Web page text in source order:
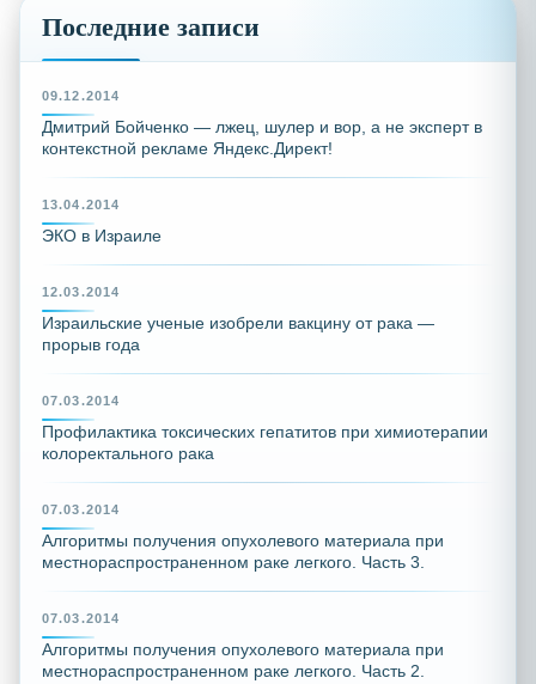
Последние записи
09.12.2014
Дмитрий Бойченко — лжец, шулер и вор, а не эксперт в
контекстной рекламе Яндекс.Директ!
13.04.2014
ЭКО в Израиле
12.03.2014
Израильские ученые изобрели вакцину от рака —
прорыв года
07.03.2014
Профилактика токсических гепатитов при химиотерапии
колоректального рака
07.03.2014
Алгоритмы получения опухолевого материала при
местнораспространенном раке легкого. Часть 3.
07.03.2014
Алгоритмы получения опухолевого материала при
местнораспространенном раке легкого. Часть 2.